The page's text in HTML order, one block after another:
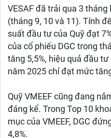
VESAF đã trải qua 3
(tháng 9, 10 và 11). Tính
suất đầu tư của Quỹ đạt
của cổ phiếu DGC trong
tăng 5,5%, hiệu quả đầu
năm 2025 chỉ đạt mức
Quỹ VMEEF cũng đang
đáng kể. Trong Top 10
mục của VMEEF, DGC
4,8%.